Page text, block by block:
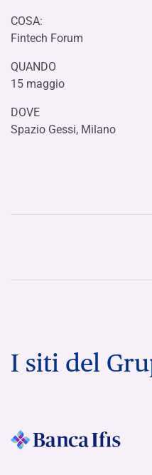
COSA:
Fintech Forum
QUANDO
15 maggio
DOVE
Spazio Gessi, Milano
I siti del